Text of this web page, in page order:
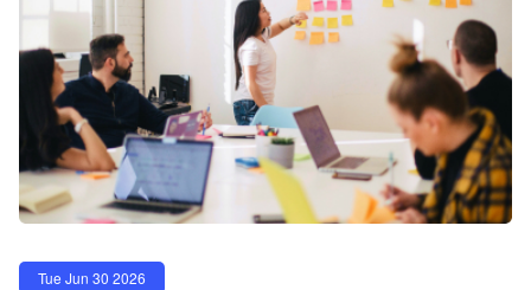
Tue Jun 30 2026